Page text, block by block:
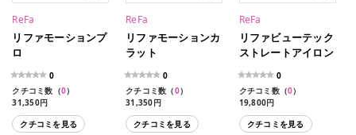
ReFa
リファモーションプ
ロ
0
クチコミ数（0）
31,350円
クチコミを見る
ReFa
リファモーションカ
ラット
0
クチコミ数（0）
31,350円
クチコミを見る
ReFa
リファビューテック
ストレートアイロン
0
クチコミ数（0）
19,800円
クチコミを見る